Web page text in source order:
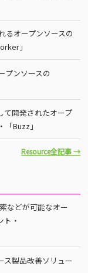
るオープンソースの
」
プンソースの
て開発されたオープ
Buzz」
Resource全記事 →
などが可能なオー
・
ス製品改善ソリュー